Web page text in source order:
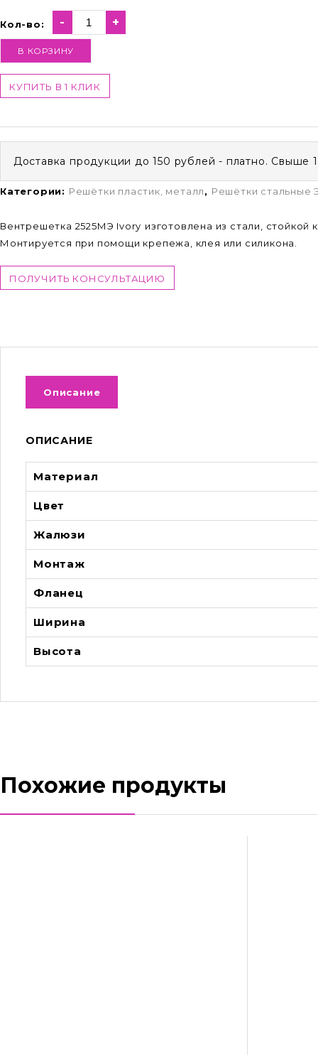
Кол-во: - +
В КОРЗИНУ
КУПИТЬ В 1 КЛИК
Доставка продукции до 150 рублей - платно. Свыше
Категории: Решётки пластик, металл, Решётки стальные
Вентрешетка 2525МЭ Ivory изготовлена из стали, стойкой
Монтируется при помощи крепежа, клея или силикона.
ПОЛУЧИТЬ КОНСУЛЬТАЦИЮ
Описание
ОПИСАНИЕ
Материал
Цвет
Жалюзи
Монтаж
Фланец
Ширина
Высота
Похожие продукты